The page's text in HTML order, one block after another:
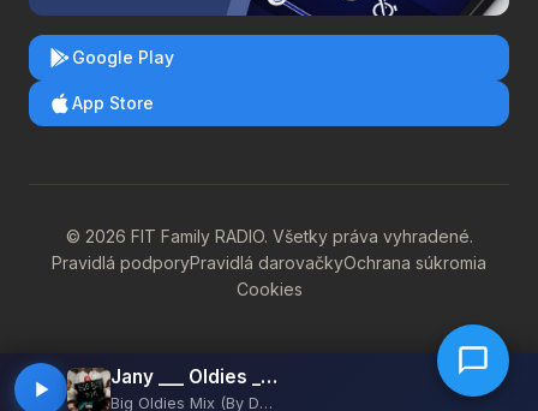
Jany ___ Oldies _ Disco ___
Big Oldies Mix (By Deejay
Google Play
App Store
© 2026 FIT Family RADIO. Všetky práva vyhradené.
Pravidlá podporyPravidlá darovačkyOchrana súkromia
Cookies